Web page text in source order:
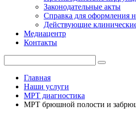
Законодательные акты
Справка для оформления
Действующие
Медиацентр
Контакты
Главная
Наши услуги
МРТ диагностика
МРТ брюшной полости и